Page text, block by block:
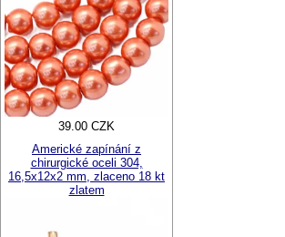
39.00 CZK
Americké zapínání z
chirurgické oceli 304,
16,5x12x2 mm, zlaceno 18 kt
zlatem